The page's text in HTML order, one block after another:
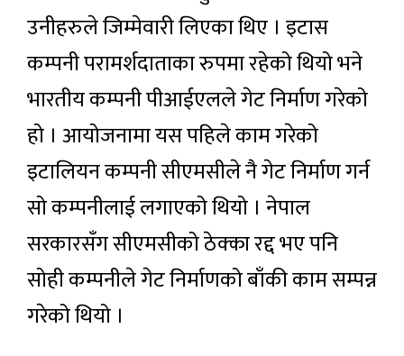
उनीहरुले जिम्मेवारी लिएका थिए । इटास
कम्पनी परामर्शदाताका रुपमा रहेको थियो भने
भारतीय कम्पनी पीआईएलले गेट निर्माण गरेको
हो । आयोजनामा यस पहिले काम गरेको
इटालियन कम्पनी सीएमसीले नै गेट निर्माण गर्न
सो कम्पनीलाई लगाएको थियो । नेपाल
सरकारसँग सीएमसीको ठेक्का रद्द भए पनि
सोही कम्पनीले गेट निर्माणको बाँकी काम सम्पन्न
गरेको थियो ।